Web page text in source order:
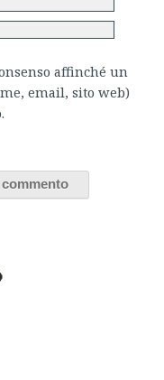
affinché un
email, sito web)